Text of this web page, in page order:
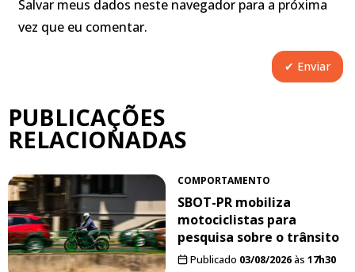
Salvar meus dados neste navegador para a próxima
vez que eu comentar.
PUBLICAÇÕES
RELACIONADAS
COMPORTAMENTO
SBOT-PR mobiliza
motociclistas para
pesquisa sobre o trânsito
Publicado 03/08/2026às 17h30